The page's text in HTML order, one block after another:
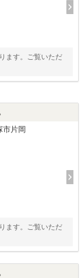
ます。ご覧いただ
市片岡
ます。ご覧いただ